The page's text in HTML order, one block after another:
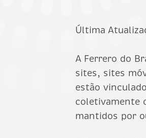
Última
A Ferrero do
sites, sites
estão
coletivamente
mantidos por